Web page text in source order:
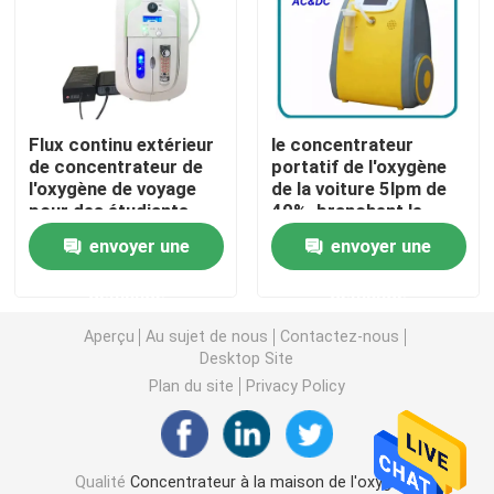
concentrateur de l'oxygène de voyage
haut concentrateur de l'oxygène d'écoulement
Machines portatives de nébuliseur
Appareillage médical d'aspiration
Moniteur à la maison de saturation de l'oxygène
Thermomètre numérique de ménage
Moniteur de tension artérielle de ménage
Flux continu extérieur
de concentrateur de
l'oxygène de voyage
pour des étudiants
envoyer une
le concentrateur
portatif de l'oxygène
de la voiture 5lpm de
40%, branchent le
concentrateur
portatif de l'oxygène
de 12 volts
envoyer une
Aperçu Au sujet de nous
Contactez-nous
Desktop Site
Plan du site
Privacy Policy
QualitéConcentrateur à la maison de l'oxygène